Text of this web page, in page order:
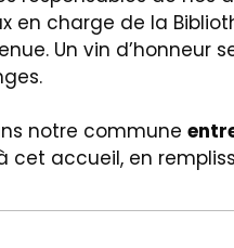
en charge de la
Un vin
notre commune
cet accueil, en